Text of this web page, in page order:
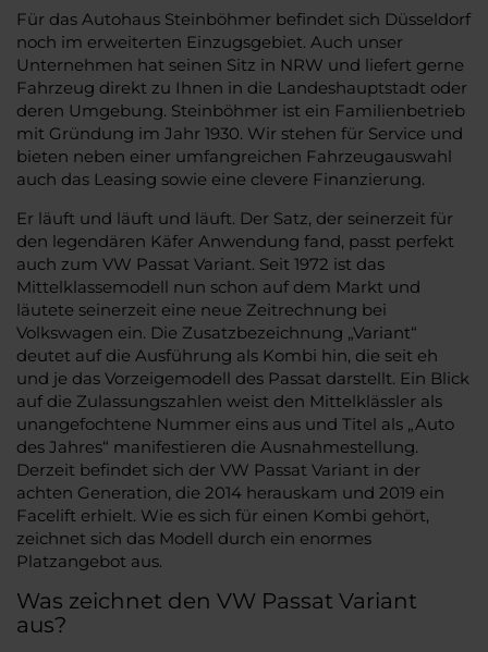
Für das Autohaus Steinböhmer befindet sich Düsseldorf
noch im erweiterten Einzugsgebiet. Auch unser
Unternehmen hat seinen Sitz in NRW und liefert gerne
Fahrzeug direkt zu Ihnen in die Landeshauptstadt oder
deren Umgebung. Steinböhmer ist ein Familienbetrieb
mit Gründung im Jahr 1930. Wir stehen für Service und
bieten neben einer umfangreichen Fahrzeugauswahl
auch das Leasing sowie eine clevere Finanzierung.
Er läuft und läuft und läuft. Der Satz, der seinerzeit für
den legendären Käfer Anwendung fand, passt perfekt
auch zum VW Passat Variant. Seit 1972 ist das
Mittelklassemodell nun schon auf dem Markt und
läutete seinerzeit eine neue Zeitrechnung bei
Volkswagen ein. Die Zusatzbezeichnung „Variant“
deutet auf die Ausführung als Kombi hin, die seit eh
und je das Vorzeigemodell des Passat darstellt. Ein Blick
auf die Zulassungszahlen weist den Mittelklässler als
unangefochtene Nummer eins aus und Titel als „Auto
des Jahres“ manifestieren die Ausnahmestellung.
Derzeit befindet sich der VW Passat Variant in der
achten Generation, die 2014 herauskam und 2019 ein
Facelift erhielt. Wie es sich für einen Kombi gehört,
zeichnet sich das Modell durch ein enormes
Platzangebot aus.
Was zeichnet den VW Passat Variant
aus?